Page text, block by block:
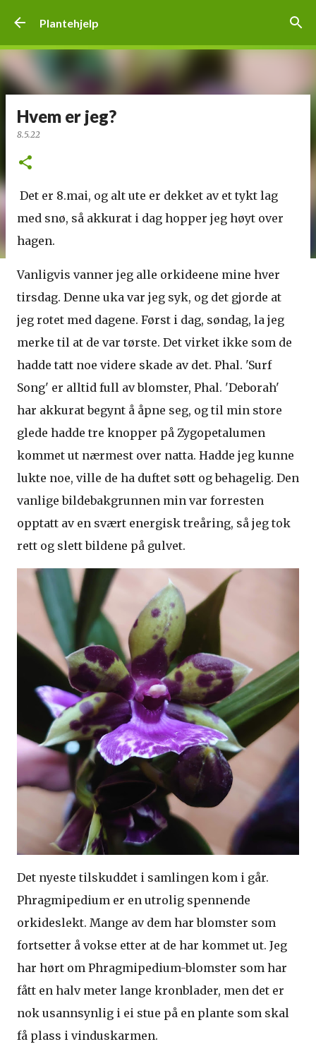
Plantehjelp
Hvem er jeg?
8.5.22
Det er 8.mai, og alt ute er dekket av et tykt lag
med snø, så akkurat i dag hopper jeg høyt over
hagen.
Vanligvis vanner jeg alle orkideene mine hver
tirsdag. Denne uka var jeg syk, og det gjorde at
jeg rotet med dagene. Først i dag, søndag, la jeg
merke til at de var tørste. Det virket ikke som de
hadde tatt noe videre skade av det. Phal. 'Surf
Song' er alltid full av blomster, Phal. 'Deborah'
har akkurat begynt å åpne seg, og til min store
glede hadde tre knopper på Zygopetalumen
kommet ut nærmest over natta. Hadde jeg kunne
lukte noe, ville de ha duftet søtt og behagelig. Den
vanlige bildebakgrunnen min var forresten
opptatt av en svært energisk treåring, så jeg tok
rett og slett bildene på gulvet.
Det nyeste tilskuddet i samlingen kom i går.
Phragmipedium er en utrolig spennende
orkideslekt. Mange av dem har blomster som
fortsetter å vokse etter at de har kommet ut. Jeg
har hørt om Phragmipedium-blomster som har
fått en halv meter lange kronblader, men det er
nok usannsynlig i ei stue på en plante som skal
få plass i vinduskarmen.